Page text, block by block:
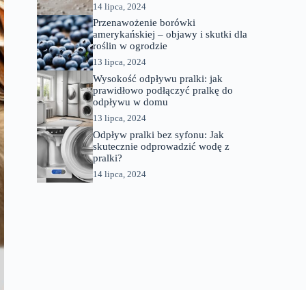
14 lipca, 2024
Przenawożenie borówki
amerykańskiej – objawy i skutki dla
roślin w ogrodzie
13 lipca, 2024
Wysokość odpływu pralki: jak
prawidłowo podłączyć pralkę do
odpływu w domu
13 lipca, 2024
Odpływ pralki bez syfonu: Jak
skutecznie odprowadzić wodę z
pralki?
14 lipca, 2024